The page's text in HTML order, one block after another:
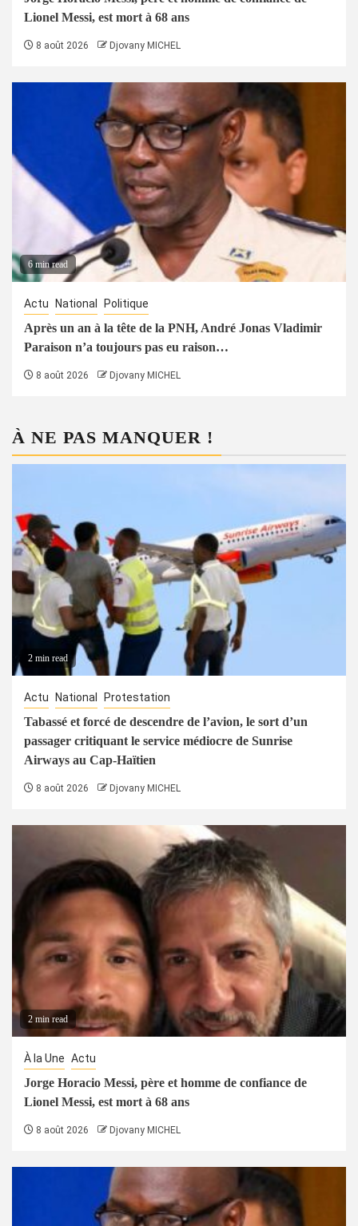
Lionel Messi, est mort à 68 ans
8 août 2026 Djovany MICHEL
6 min read
Actu National Politique
Après un an à la tête de la PNH, André Jonas Vladimir
Paraison n’a toujours pas eu raison…
8 août 2026 Djovany MICHEL
À NE PAS MANQUER !
2 min read
Actu National Protestation
Tabassé et forcé de descendre de l’avion, le sort d’un
passager critiquant le service médiocre de Sunrise
Airways au Cap-Haïtien
8 août 2026 Djovany MICHEL
2 min read
À la Une Actu
Jorge Horacio Messi, père et homme de confiance de
Lionel Messi, est mort à 68 ans
8 août 2026 Djovany MICHEL